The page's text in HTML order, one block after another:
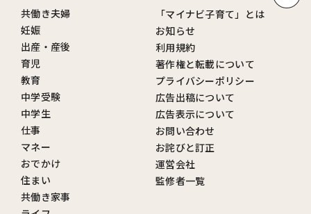
共働き夫婦
妊娠
出産・産後
育児
教育
中学受験
中学生
仕事
マネー
おでかけ
住まい
共働き家事
「マイナビ子育て」とは
お知らせ
利用規約
著作権と転載について
プライバシーポリシー
広告出稿について
広告表示について
お問い合わせ
お詫びと訂正
運営会社
監修者一覧